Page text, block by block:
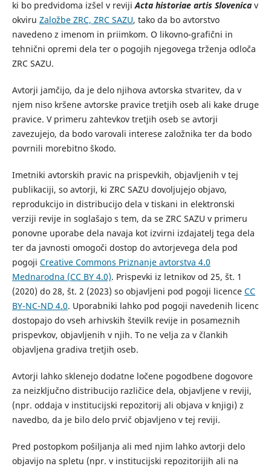
ki bo predvidoma izšel v revijiActa historiae artis Slovenicav
okviru Založbe ZRC, ZRC SAZU, tako da bo avtorstvo
navedeno z imenom in priimkom. O likovno-grafični in
tehnični opremi dela ter o pogojih njegovega trženja odloča
ZRC SAZU.
Avtorji jamčijo, da je delo njihova avtorska stvaritev, da v
njem niso kršene avtorske pravice tretjih oseb ali kake druge
pravice. V primeru zahtevkov tretjih oseb se avtorji
zavezujejo, da bodo varovali interese založnika ter da bodo
povrnili morebitno škodo.
Imetniki avtorskih pravic na prispevkih, objavljenih v tej
publikaciji, so avtorji, ki ZRC SAZU dovoljujejo objavo,
reprodukcijo in distribucijo dela v tiskani in elektronski
verziji revije in soglašajo s tem, da se ZRC SAZU v primeru
ponovne uporabe dela navaja kot izvirni izdajatelj tega dela
ter da javnosti omogoči dostop do avtorjevega dela pod
pogoji Creative Commons Priznanje avtorstva 4.0
Mednarodna (CC BY 4.0). Prispevki iz letnikov od 25, št. 1
(2020) do 28, št. 2 (2023) so objavljeni pod pogoji licence CC
BY-NC-ND 4.0. Uporabniki lahko pod pogoji navedenih licenc
dostopajo do vseh arhivskih številk revije in posameznih
prispevkov, objavljenih v njih. To ne velja za v člankih
objavljena gradiva tretjih oseb.
Avtorji lahko sklenejo dodatne ločene pogodbene dogovore
za neizključno distribucijo različice dela, objavljene v reviji,
(npr. oddaja v institucijski repozitorij ali objava v knjigi) z
navedbo, da je bilo delo prvič objavljeno v tej reviji.
Pred postopkom pošiljanja ali med njim lahko avtorji delo
objavijo na spletu (npr. v institucijski repozitorijih ali na